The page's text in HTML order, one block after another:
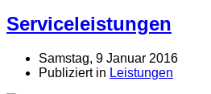
Serviceleistungen
Samstag, 9 Januar 2016
Publiziert in Leistungen